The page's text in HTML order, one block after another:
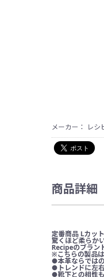
メーカー： レ
商品詳細
定番商品 Lカッ
驚くほど柔らか
Recipeのブラン
※こちらの製品
●本革ならでは
●トレンドに左
●靴下との相性